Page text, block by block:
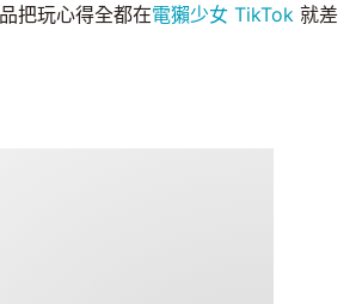
把玩心得全都在電獺少女 TikTok 就差